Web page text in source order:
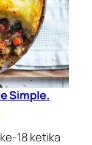
Simple.
18 ketika